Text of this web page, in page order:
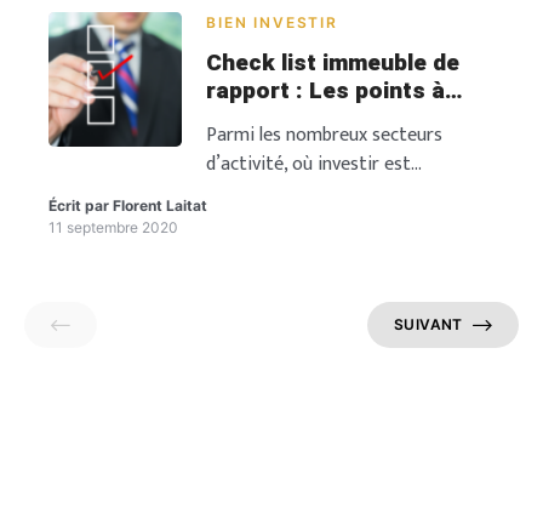
BIEN INVESTIR
Check list immeuble de
rapport : Les points à
vérifier
Parmi les nombreux secteurs
d’activité, où investir est
place de choix. Il offre en effet aux
dont la rentabilité est avérée.
C’est le cas par exemple de
Écrit par Florent Laitat
11 septembre 2020
SUIVANT